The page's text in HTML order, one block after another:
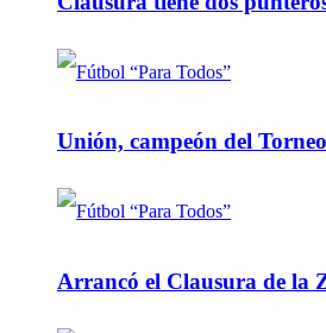
Unión, campeón del
Arrancó el Clausura de la